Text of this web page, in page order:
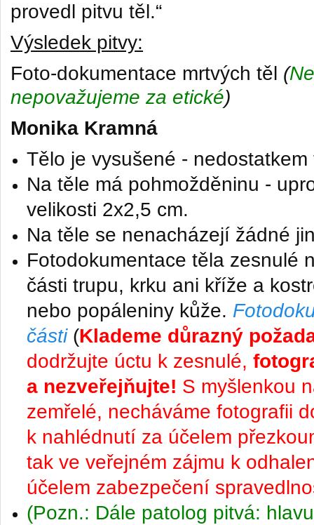
provedl pitvu těl.“
Výsledek pitvy:
Foto-dokumentace mrtvých těl (
nepovažujeme za etické)
Monika Kramná
Tělo je vysušené - nedostatkem
Na těle má pohmožděninu -
velikosti 2x2,5 cm.
Na těle se nenacházejí žádné
Fotodokumentace těla zesnulé
části trupu, krku ani kříže a
nebo popáleniny kůže.
části (Klademe důrazný
dodržujte úctu k zesnulé, f
a nezveřejňujte! S myšlenkou
zemřelé, necháváme fotografii
k nahlédnutí za účelem
tak ve veřejném zájmu k
účelem zabezpečení
(Pozn.: Dále patolog pitvá: